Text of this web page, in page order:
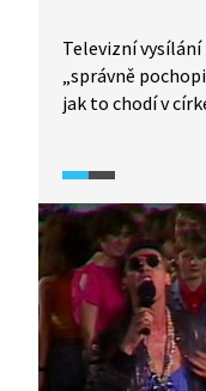
Televizní
„správně
jak to chodí v
čemu se věnují a
dokumentární